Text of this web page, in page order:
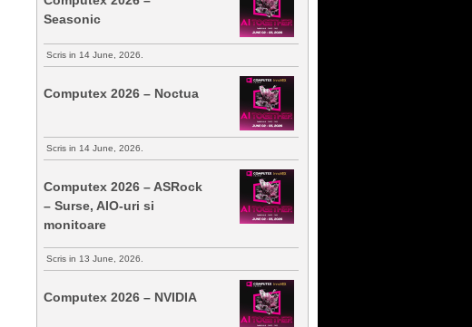
Seasonic
Scris in 14 June, 2026.
Computex 2026 – Noctua
Scris in 14 June, 2026.
Computex 2026 – ASRock
– Surse, AIO-uri si
monitoare
Scris in 13 June, 2026.
Computex 2026 – NVIDIA